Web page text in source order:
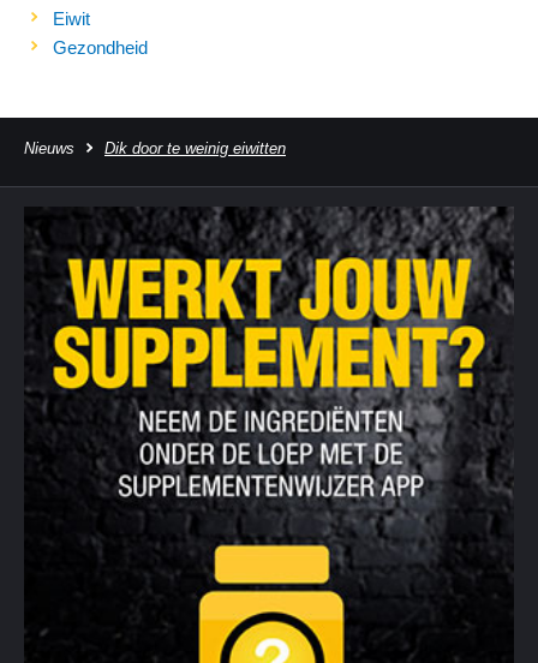
Eiwit
Gezondheid
Nieuws Dik door te weinig eiwitten